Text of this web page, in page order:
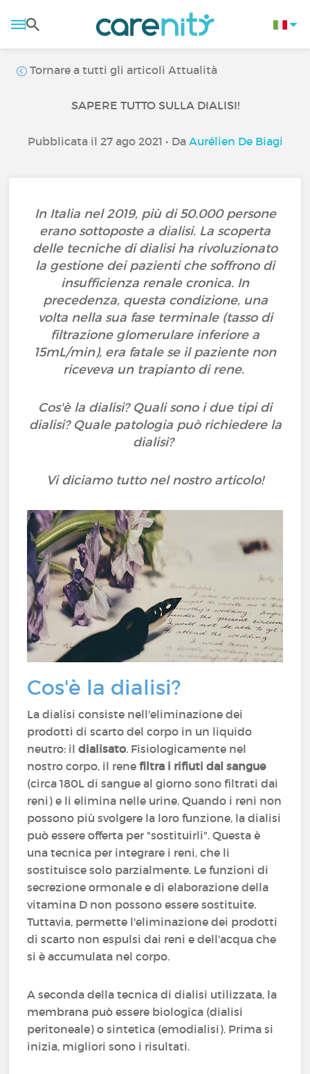
Tornare a tutti gli articoli Attualità
SAPERE TUTTO SULLA DIALISI!
Pubblicata il 27 ago 2021 • Da Aurélien De Biagi
In Italia nel 2019, più di 50.000 persone
erano sottoposte a dialisi. La scoperta
delle tecniche di dialisi ha rivoluzionato
la gestione dei pazienti che soffrono di
insufficienza renale cronica. In
precedenza, questa condizione, una
volta nella sua fase terminale (tasso di
filtrazione glomerulare inferiore a
15mL/min), era fatale se il paziente non
riceveva un trapianto di rene.
Cos'è la dialisi? Quali sono i due tipi di
dialisi? Quale patologia può richiedere la
dialisi?
Vi diciamo tutto nel nostro articolo!
Cos'è la dialisi?
La dialisi consiste nell'eliminazione dei
prodotti di scarto del corpo in un liquido
neutro: ildialisato. Fisiologicamente nel
nostro corpo, il renefiltra i rifiuti dal sangue
(circa 180L di sangue al giorno sono filtrati dai
reni) e li elimina nelle urine. Quando i reni non
possono più svolgere la loro funzione, la dialisi
può essere offerta per "sostituirli". Questa è
una tecnica per integrare i reni, che li
sostituisce solo parzialmente. Le funzioni di
secrezione ormonale e di elaborazione della
vitamina D non possono essere sostituite.
Tuttavia, permette l'eliminazione dei prodotti
di scarto non espulsi dai reni e dell'acqua che
si è accumulata nel corpo.
A seconda della tecnica di dialisi utilizzata, la
membrana può essere biologica (dialisi
peritoneale) o sintetica (emodialisi). Prima si
inizia, migliori sono i risultati.